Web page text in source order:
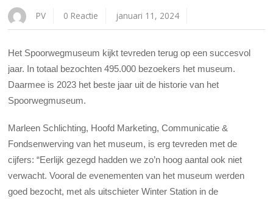
PV 0 Reactie januari 11, 2024
Het Spoorwegmuseum kijkt tevreden terug op een succesvol
jaar. In totaal bezochten 495.000 bezoekers het museum.
Daarmee is 2023 het beste jaar uit de historie van het
Spoorwegmuseum.
Marleen Schlichting, Hoofd Marketing, Communicatie &
Fondsenwerving van het museum, is erg tevreden met de
cijfers: “Eerlijk gezegd hadden we zo’n hoog aantal ook niet
verwacht. Vooral de evenementen van het museum werden
goed bezocht, met als uitschieter Winter Station in de